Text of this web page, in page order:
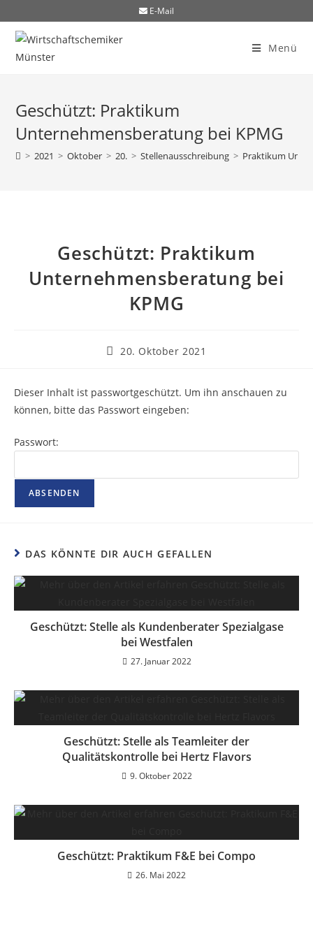
E-Mail
Menü
Geschützt: Praktikum
Unternehmensberatung bei KPMG
> 2021 > Oktober > 20. > Stellenausschreibung > Praktikum
Geschützt: Praktikum
Unternehmensberatung bei
KPMG
20. Oktober 2021
Dieser Inhalt ist passwortgeschützt. Um ihn anschauen zu
können, bitte das Passwort eingeben:
Passwort:
DAS KÖNNTE DIR AUCH GEFALLEN
Geschützt: Stelle als Kundenberater Spezialgase
bei Westfalen
27. Januar 2022
Geschützt: Stelle als Teamleiter der
Qualitätskontrolle bei Hertz Flavors
9. Oktober 2022
Geschützt: Praktikum F&E bei Compo
26. Mai 2022